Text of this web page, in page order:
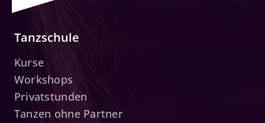
Tanzschule
Kurse
Workshops
Privatstunden
Tanzen ohne Partner